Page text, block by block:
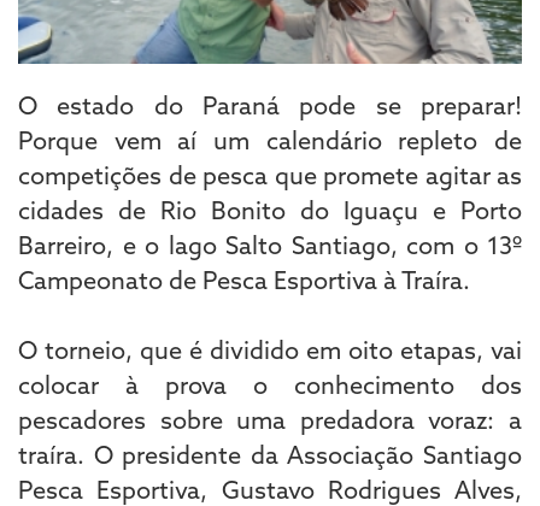
O estado do Paraná pode se preparar!
Porque vem aí um calendário repleto de
competições de pesca que promete agitar as
cidades de Rio Bonito do Iguaçu e Porto
Barreiro, e o lago Salto Santiago, com o 13º
Campeonato de Pesca Esportiva à Traíra.
O torneio, que é dividido em oito etapas, vai
colocar à prova o conhecimento dos
pescadores sobre uma predadora voraz: a
traíra. O presidente da Associação Santiago
Pesca Esportiva, Gustavo Rodrigues Alves,